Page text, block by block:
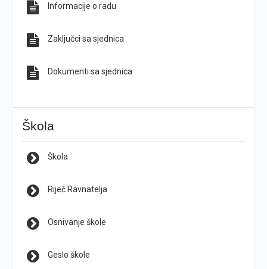
Informacije o radu
Zaključci sa sjednica
Dokumenti sa sjednica
Škola
Škola
Riječ Ravnatelja
Osnivanje škole
Geslo škole